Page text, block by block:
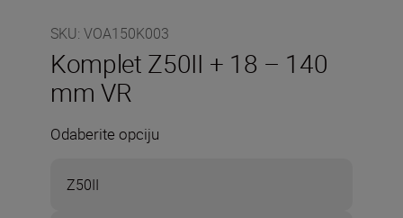
SKU: VOA150K003
Komplet Z50II + 18 – 140
mm VR
Odaberite opciju
Z50II